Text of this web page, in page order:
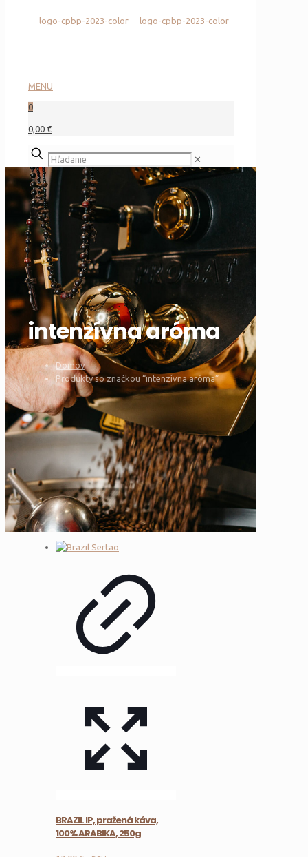
MENU
0
0,00 €
✕
intenzívna aróma
Domov
Produkty so značkou “intenzívna aróma”
BRAZIL IP, pražená káva,
100% ARABIKA, 250g